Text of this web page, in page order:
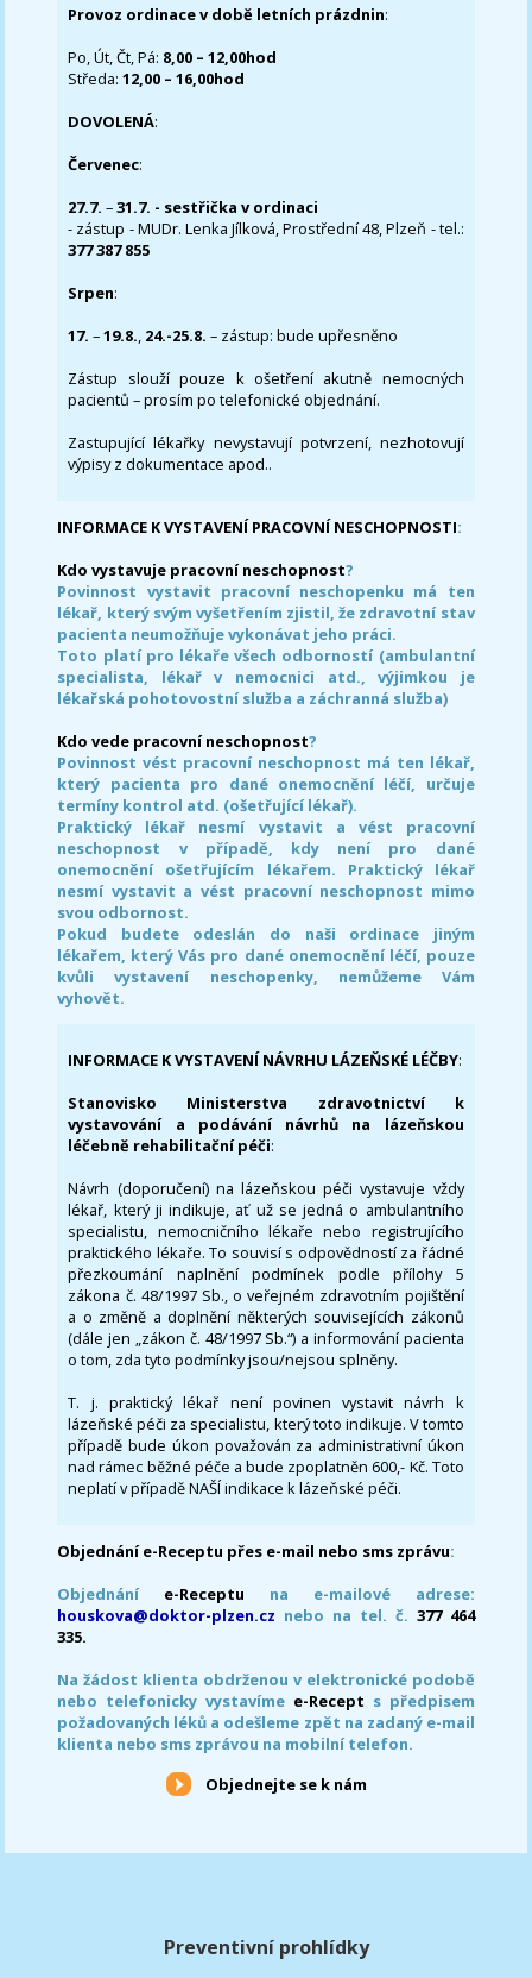
Provoz ordinace v době letních prázdnin:
Po, Út, Čt, Pá: 8,00 – 12,00hod
Středa:12,00 – 16,00hod
DOVOLENÁ:
Červenec:
27.7.–31.7. - sestřička v ordinaci
- zástup - MUDr. Lenka Jílková, Prostřední 48, Plzeň - tel.:
377 387 855
Srpen:
17. –19.8., 24.-25.8. – zástup: bude upřesněno
Zástup slouží pouze k ošetření akutně nemocných
pacientů – prosím po telefonické objednání.
Zastupující lékařky nevystavují potvrzení, nezhotovují
výpisy z dokumentace apod..
INFORMACE K VYSTAVENÍ PRACOVNÍ NESCHOPNOSTI:
Kdo vystavuje pracovní neschopnost?
Povinnost vystavit pracovní neschopenku má ten
lékař, který svým vyšetřením zjistil, že zdravotní stav
pacienta neumožňuje vykonávat jeho práci.
Toto platí pro lékaře všech odborností (ambulantní
specialista, lékař v nemocnici atd., výjimkou je
lékařská pohotovostní služba a záchranná služba)
Kdo vede pracovní neschopnost?
Povinnost vést pracovní neschopnost má ten lékař,
který pacienta pro dané onemocnění léčí, určuje
termíny kontrol atd. (ošetřující lékař).
Praktický lékař nesmí vystavit a vést pracovní
neschopnost v případě, kdy není pro dané
onemocnění ošetřujícím lékařem. Praktický lékař
nesmí vystavit a vést pracovní neschopnost mimo
svou odbornost.
Pokud budete odeslán do naši ordinace jiným
lékařem, který Vás pro dané onemocnění léčí, pouze
kvůli vystavení neschopenky, nemůžeme Vám
vyhovět.
INFORMACE K VYSTAVENÍ NÁVRHU LÁZEŇSKÉ LÉČBY:
Stanovisko Ministerstva zdravotnictví k
vystavování a podávání návrhů na lázeňskou
léčebně rehabilitační péči:
Návrh (doporučení) na lázeňskou péči vystavuje vždy
lékař, který ji indikuje, ať už se jedná o ambulantního
specialistu, nemocničního lékaře nebo registrujícího
praktického lékaře. To souvisí s odpovědností za řádné
přezkoumání naplnění podmínek podle přílohy 5
zákona č. 48/1997 Sb., o veřejném zdravotním pojištění
a o změně a doplnění některých souvisejících zákonů
(dále jen „zákon č. 48/1997 Sb.“) a informování pacienta
o tom, zda tyto podmínky jsou/nejsou splněny.
T. j. praktický lékař není povinen vystavit návrh k
lázeňské péči za specialistu, který toto indikuje. V tomto
případě bude úkon považován za administrativní úkon
nad rámec běžné péče a bude zpoplatněn 600,- Kč. Toto
neplatí v případě NAŠÍ indikace k lázeňské péči.
Objednání e-Receptu přes e-mail nebo sms zprávu:
Objednání e-Receptu na e-mailové adrese:
houskova@doktor-plzen.cz nebo na tel. č. 377 464
335.
Na žádost klienta obdrženou v elektronické podobě
nebo telefonicky vystavíme e-Recept s předpisem
požadovaných léků a odešleme zpět na zadaný e-mail
klienta nebo sms zprávou na mobilní telefon.
Objednejte se k nám
Preventivní prohlídky